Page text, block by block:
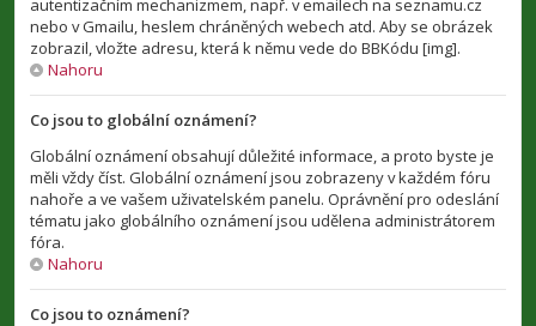
autentizačním mechanizmem, např. v emailech na seznamu.cz
nebo v Gmailu, heslem chráněných webech atd. Aby se obrázek
zobrazil, vložte adresu, která k němu vede do BBKódu [img].
Nahoru
Co jsou to globální oznámení?
Globální oznámení obsahují důležité informace, a proto byste je
měli vždy číst. Globální oznámení jsou zobrazeny v každém fóru
nahoře a ve vašem uživatelském panelu. Oprávnění pro odeslání
tématu jako globálního oznámení jsou udělena administrátorem
fóra.
Nahoru
Co jsou to oznámení?